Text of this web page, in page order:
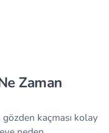
Zaman
kaçması kolay